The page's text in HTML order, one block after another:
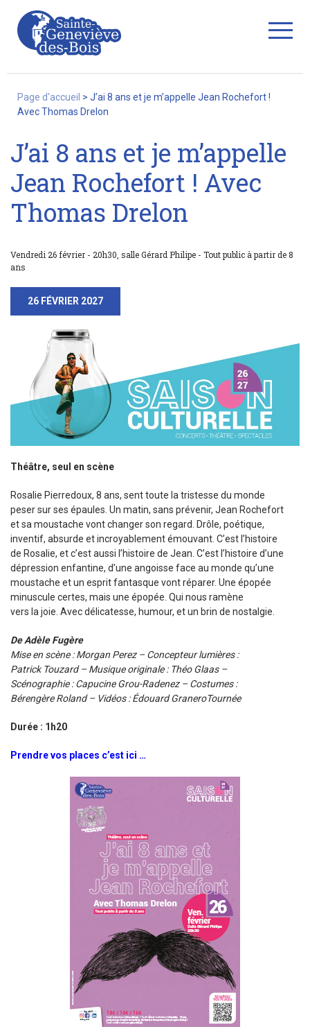
La Ville
Services
Commerces/associations
Sortir à Ste Gen’
Page d'accueil > J’ai 8 ans et je m’appelle Jean Rochefort !
Avec Thomas Drelon
J’ai 8 ans et je m’appelle
Jean Rochefort ! Avec
Thomas Drelon
Vendredi 26 février - 20h30, salle Gérard Philipe - Tout public à partir de 8
ans
26 FÉVRIER 2027
Théâtre, seul en scène
Rosalie Pierredoux, 8 ans, sent toute la tristesse du monde
peser sur ses épaules. Un matin, sans prévenir, Jean Rochefort
et sa moustache vont changer son regard. Drôle, poétique,
inventif, absurde et incroyablement émouvant. C’est l’histoire
de Rosalie, et c’est aussi l’histoire de Jean. C’est l’histoire d’une
dépression enfantine, d’une angoisse face au monde qu’une
moustache et un esprit fantasque vont réparer. Une épopée
minuscule certes, mais une épopée. Qui nous ramène
vers la joie. Avec délicatesse, humour, et un brin de nostalgie.
De Adèle Fugère
Mise en scène : Morgan Perez –Concepteur lumières :
Patrick Touzard –Musique originale : Théo Glaas –
Scénographie : Capucine Grou-Radenez –Costumes :
Bérengère Roland – Vidéos : Édouard GraneroTournée
Durée : 1h20
Prendre vos places c’est ici …